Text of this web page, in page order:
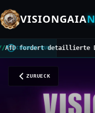
VISIONGAIA
CHRONOS BUS
fordert detaillierte Daten
ZURUECK